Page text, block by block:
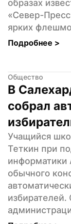
образах
«Север-
ярких
Подробнее >
Общество
В
собрал
Учащийся
Теткин при
информатики
обычного